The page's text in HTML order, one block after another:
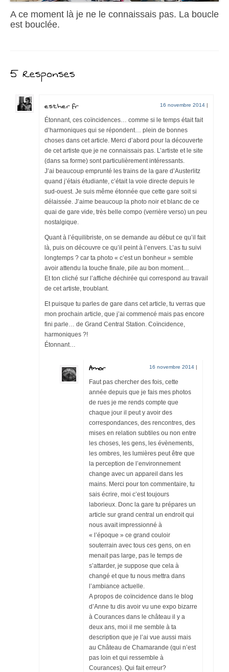
A ce moment là je ne le connaissais pas. La boucle
est bouclée.
5 Responses
esther fr 16 novembre 2014 |
Étonnant, ces coïncidences… comme si le temps était fait
d’harmoniques qui se répondent… plein de bonnes
choses dans cet article. Merci d’abord pour la découverte
de cet artiste que je ne connaissais pas. L’artiste et le site
(dans sa forme) sont particulièrement intéressants.
J’ai beaucoup emprunté les trains de la gare d’Austerlitz
quand j’étais étudiante, c’était la voie directe depuis le
sud-ouest. Je suis même étonnée que cette gare soit si
délaissée. J’aime beaucoup la photo noir et blanc de ce
quai de gare vide, très belle compo (verrière verso) un peu
nostalgique.
Quant à l’équilibriste, on se demande au début ce qu’il fait
là, puis on découvre ce qu’il peint à l’envers. L’as tu suivi
longtemps ? car ta photo « c’est un bonheur » semble
avoir attendu la touche finale, pile au bon moment…
Et ton cliché sur l’affiche déchirée qui correspond au travail
de cet artiste, troublant.
Et puisque tu parles de gare dans cet article, tu verras que
mon prochain article, que j’ai commencé mais pas encore
fini parle… de Grand Central Station. Coïncidence,
harmoniques ?!
Étonnant…
Amor 16 novembre 2014 |
Faut pas chercher des fois, cette
année depuis que je fais mes photos
de rues je me rends compte que
chaque jour il peut y avoir des
correspondances, des rencontres, des
mises en relation subtiles ou non entre
les choses, les gens, les évènements,
les ombres, les lumières peut être que
la perception de l’environnement
change avec un appareil dans les
mains. Merci pour ton commentaire, tu
sais écrire, moi c’est toujours
laborieux. Donc la gare tu prépares un
article sur grand central un endroit qui
nous avait impressionné à
« l’époque » ce grand couloir
souterrain avec tous ces gens, on en
menait pas large, pas le temps de
s’attarder, je suppose que cela à
changé et que tu nous mettra dans
l’ambiance actuelle.
A propos de coïncidence dans le blog
d’Anne tu dis avoir vu une expo bizarre
à Courances dans le château il y a
deux ans, moi il me semble à ta
description que je l’ai vue aussi mais
au Château de Chamarande (qui n’est
pas loin et qui ressemble à
Courances). Qui fait erreur?